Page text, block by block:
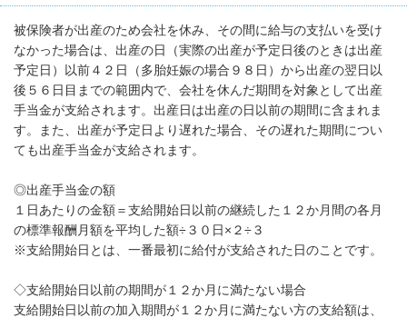
被保険者が出産のため会社を休み、その間に給与の支払いを受け
なかった場合は、出産の日（実際の出産が予定日後のときは出産
予定日）以前４２日（多胎妊娠の場合９８日）から出産の翌日以
後５６日目までの範囲内で、会社を休んだ期間を対象として出産
手当金が支給されます。出産日は出産の日以前の期間に含まれま
す。また、出産が予定日より遅れた場合、その遅れた期間につい
ても出産手当金が支給されます。
◎出産手当金の額
１日あたりの金額＝支給開始日以前の継続した１２か月間の各月
の標準報酬月額を平均した額÷３０日×２÷３
※支給開始日とは、一番最初に給付が支給された日のことです。
◇支給開始日以前の期間が１２か月に満たない場合
支給開始日以前の加入期間が１２か月に満たない方の支給額は、